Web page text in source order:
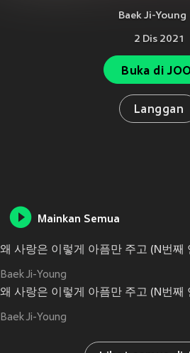
Baek Ji-Young
2 Dis 2021
Buka di
Langgan
Mainkan Semua
왜 사랑은 이렇게 아픔만 주고 (N번째
Baek Ji-Young
왜 사랑은 이렇게 아픔만 주고 (N번째
Baek Ji-Young